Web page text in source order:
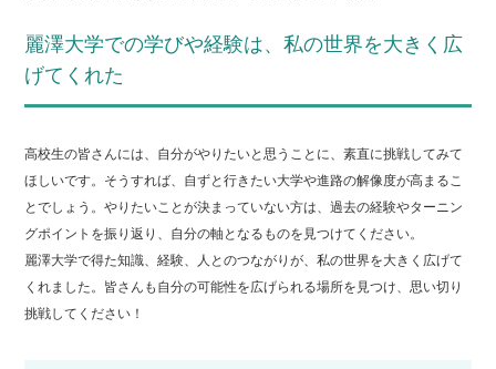
麗澤大学での学びや経験は、私の世界を大きく広
げてくれた
高校生の皆さんには、自分がやりたいと思うことに、素直に挑戦してみて
ほしいです。そうすれば、自ずと行きたい大学や進路の解像度が高まるこ
とでしょう。やりたいことが決まっていない方は、過去の経験やターニン
グポイントを振り返り、自分の軸となるものを見つけてください。
麗澤大学で得た知識、経験、人とのつながりが、私の世界を大きく広げて
くれました。皆さんも自分の可能性を広げられる場所を見つけ、思い切り
挑戦してください！